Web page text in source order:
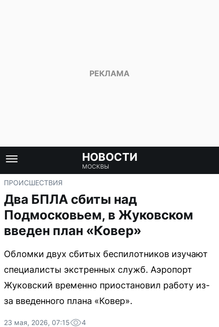
НОВОСТИ
МОСКВЫ
ПРОИСШЕСТВИЯ
Два БПЛА сбиты над
Подмосковьем, в Жуковском
введен план «Ковер»
Обломки двух сбитых беспилотников изучают
специалисты экстренных служб. Аэропорт
Жуковский временно приостановил работу из-
за введенного плана «Ковер».
23 мая, 2026, 07:15 4